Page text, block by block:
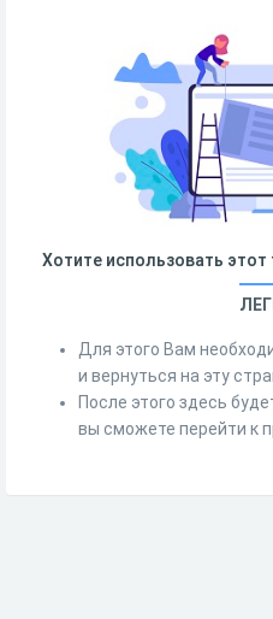
Хотите использовать этот
Для этого Вам
и вернуться на эту
После этого здесь
вы сможете перейти к